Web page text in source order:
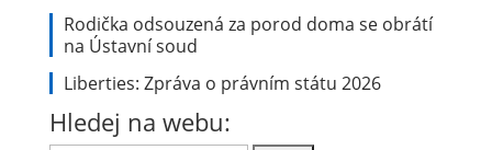
Rodička odsouzená za porod doma se obrátí
na Ústavní soud
Liberties: Zpráva o právním státu 2026
Hledej na webu: